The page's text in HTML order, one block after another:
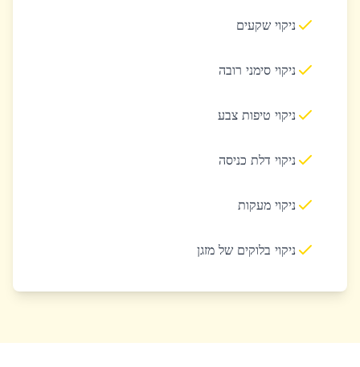
ניקוי שקעים
ניקוי סימני רובה
ניקוי טיפות צבע
ניקוי דלת כניסה
ניקוי מעקות
ניקוי בלוקים של מזגן